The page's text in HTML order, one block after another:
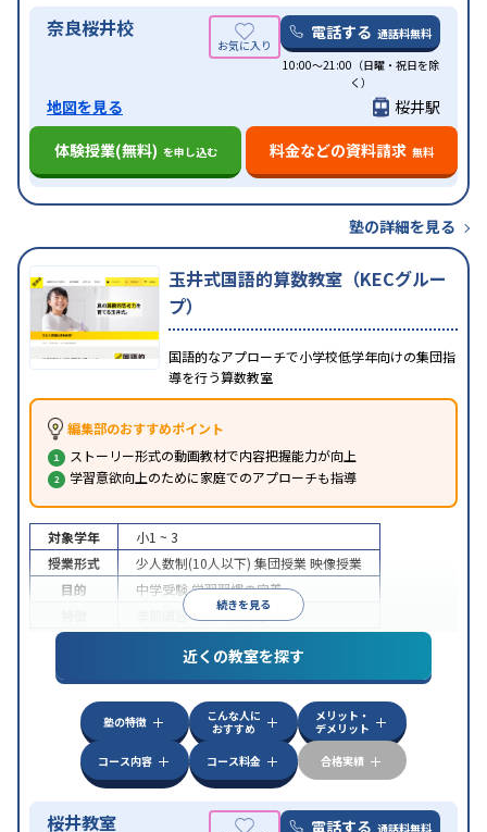
奈良桜井校 電話する 通話料無料
10:00～21:00（日曜・祝日を除
く）
地図を見る
桜井駅
体験授業(無料) を申し込む 料金などの資料請求 無料
塾の詳細を見る
玉井式国語的算数教室（KECグルー
プ）
国語的なアプローチで小学校低学年向けの集団指
導を行う算数教室
編集部のおすすめポイント
ストーリー形式の動画教材で内容把握能力が向上
学習意欲向上のために家庭でのアプローチも指導
続きを見る
対象学年
小1 ~ 3
授業形式
少人数制(10人以下) 集団授業映像授業
目的
中学受験学習習慣の定着
季節講習のみの受講可
近くの教室を探す
塾の特徴
こんな人に
おすすめ
メリット・
デメリット
コース内容
コース料金 合格実績
桜井教室 電話する 通話料無料